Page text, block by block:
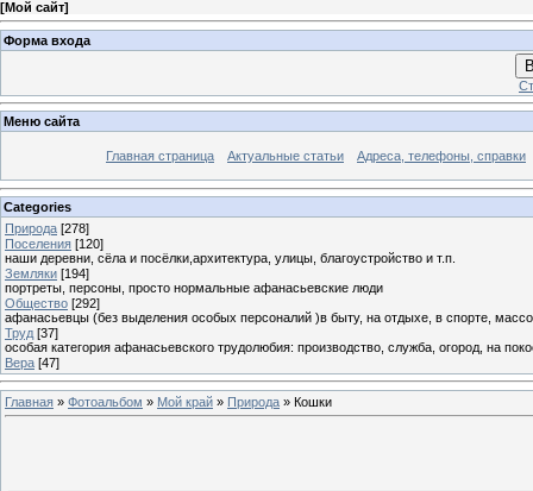
[Мой сайт]
Форма входа
Меню сайта
Главная страница Актуальные статьи Адреса, телефоны, справки
Categories
Природа [278]
Поселения [120]
наши деревни, сёла и посёлки,архитектура, улицы, благоустройство и т.п.
Земляки [194]
портреты, персоны, просто нормальные афанасьевские люди
Общество [292]
афанасьевцы (без выделения особых персоналий )в быту, на отдыхе, в спорте,
Труд [37]
особая категория афанасьевского трудолюбия: производство, служба, огород, на
Вера [47]
Главная » Фотоальбом » Мой край » Природа » Кошки